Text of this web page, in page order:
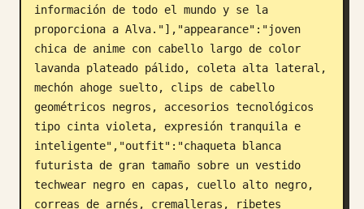
información de todo el mundo y se la
proporciona a Alva."],"appearance":"joven
chica de anime con cabello largo de color
lavanda plateado pálido, coleta alta lateral,
mechón ahoge suelto, clips de cabello
geométricos negros, accesorios tecnológicos
tipo cinta violeta, expresión tranquila e
inteligente","outfit":"chaqueta blanca
futurista de gran tamaño sobre un vestido
techwear negro en capas, cuello alto negro,
correas de arnés, cremalleras, ribetes